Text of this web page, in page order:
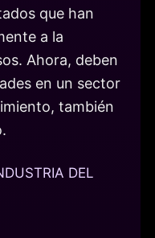
que han
a la
Ahora, deben
en un sector
también
DEL